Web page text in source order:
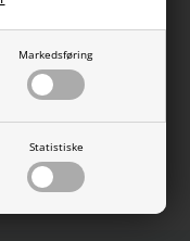
Markedsføring
Statistiske
skønne bløde modal